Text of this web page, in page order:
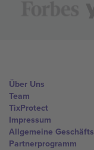
Über Uns
Team
TixProtect
Impressum
Allgemeine
Partnerprogramm